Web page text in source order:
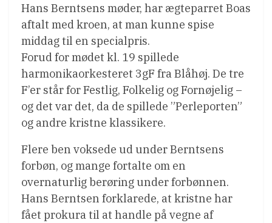
Hans Berntsens møder, har ægteparret Boas
aftalt med kroen, at man kunne spise
middag til en specialpris.
Forud for mødet kl. 19 spillede
harmonikaorkesteret 3gF fra Blåhøj. De tre
F’er står for Festlig, Folkelig og Fornøjelig –
og det var det, da de spillede ”Perleporten”
og andre kristne klassikere.
Flere ben voksede ud under Berntsens
forbøn, og mange fortalte om en
overnaturlig berøring under forbønnen.
Hans Berntsen forklarede, at kristne har
fået prokura til at handle på vegne af